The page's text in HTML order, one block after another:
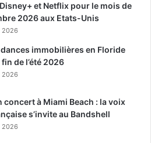
et Netflix pour le mois de
2026 aux Etats-Unis
2026
immobilières en Floride
de l’été 2026
2026
concert à Miami Beach : la voix
s’invite au Bandshell
2026